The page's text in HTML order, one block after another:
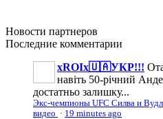
Новости партнеров
Последние комментарии
xROIx🇺🇦УКР!!!
навіть 50-річний
достатньо залишку...
Экс-чемпионы UFC Силва и
видео · 19 minutes ago